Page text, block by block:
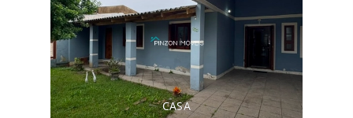
CASA